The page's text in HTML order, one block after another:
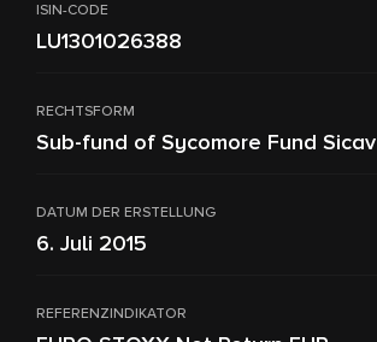
ISIN-CODE
LU1301026388
RECHTSFORM
Sub-fund of Sycomore Fund Sicav
DATUM DER ERSTELLUNG
6. Juli 2015
REFERENZINDIKATOR